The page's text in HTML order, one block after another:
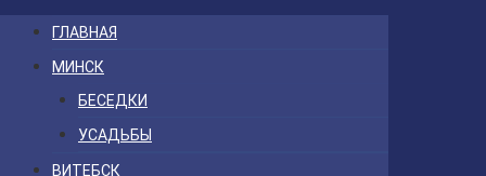
ГЛАВНАЯ
МИНСК
БЕСЕДКИ
УСАДЬБЫ
ВИТЕБСК